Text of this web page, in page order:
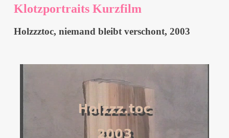
Klotzportraits Kurzfilm
Holzzztoc, niemand bleibt verschont, 2003